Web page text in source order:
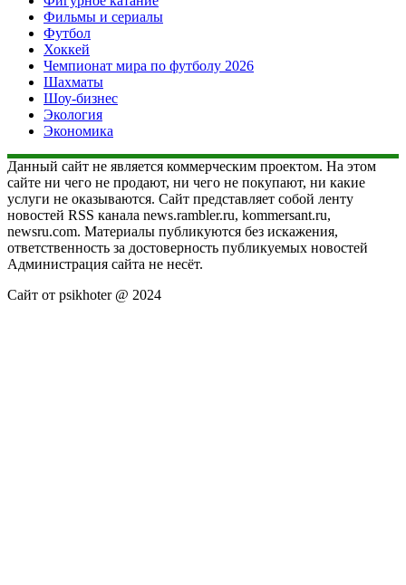
Фильмы и сериалы
Футбол
Хоккей
Чемпионат мира по футболу 2026
Шахматы
Шоу-бизнес
Экология
Экономика
Данный сайт не является коммерческим проектом. На этом
сайте ни чего не продают, ни чего не покупают, ни какие
услуги не оказываются. Сайт представляет собой ленту
новостей RSS канала news.rambler.ru, kommersant.ru,
newsru.com. Материалы публикуются без искажения,
ответственность за достоверность публикуемых новостей
Администрация сайта не несёт.
Сайт от psikhoter @ 2024